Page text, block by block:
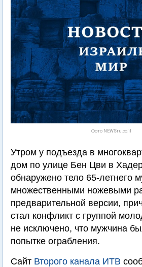
Фото NEWSru.co.il
Утром у подъезда в
дом по улице Бен Цви в
обнаружено тело 65-летнего
множественными ножевыми
предварительной версии,
стал конфликт с группой
не исключено, что мужчина
попытке ограбления.
Сайт Второго канала ИТВ